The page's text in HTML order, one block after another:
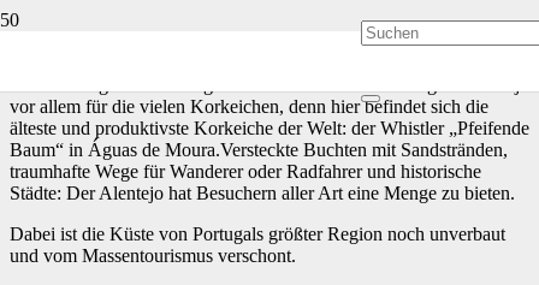
Die landschaftlich idyllische Region Alentejo erstreckt sich über ein
vor allem für die vielen Korkeichen, denn hier befindet sich die
älteste und produktivste Korkeiche der Welt: der Whistler „Pfeifende
Baum“ in Águas de Moura.Versteckte Buchten mit Sandstränden,
traumhafte Wege für Wanderer oder Radfahrer und historische
Städte: Der Alentejo hat Besuchern aller Art eine Menge zu bieten.
Dabei ist die Küste von Portugals größter Region noch unverbaut
und vom Massentourismus verschont.